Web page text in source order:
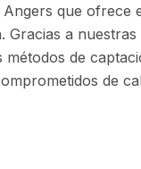
que ofrece
Gracias a nuestras
de
de